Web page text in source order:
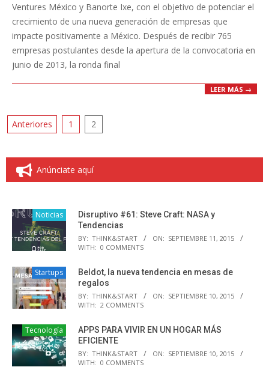
Ventures México y Banorte Ixe, con el objetivo de potenciar el
crecimiento de una nueva generación de empresas que
impacte positivamente a México. Después de recibir 765
empresas postulantes desde la apertura de la convocatoria en
junio de 2013, la ronda final
LEER MÁS →
Paginación
entradas
Anteriores 1 2
Anúnciate aquí
Noticias
Disruptivo #61: Steve Craft: NASA y
Tendencias
BY: THINK&START ON: SEPTIEMBRE 11, 2015
WITH: 0 COMMENTS
Startups
Beldot, la nueva tendencia en mesas de
regalos
BY: THINK&START ON: SEPTIEMBRE 10, 2015
WITH: 2 COMMENTS
Tecnología
APPS PARA VIVIR EN UN HOGAR MÁS
EFICIENTE
BY: THINK&START ON: SEPTIEMBRE 10, 2015
WITH: 0 COMMENTS